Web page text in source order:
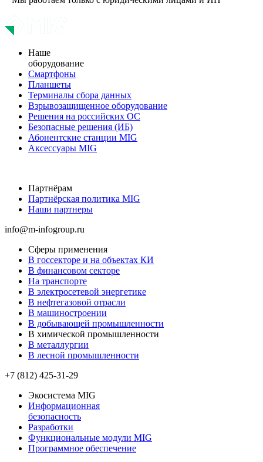
Наше
оборудование
Смартфоны
Планшеты
Терминалы сбора данных
Взрывозащищенное оборудование
Решения на российских ОС
Безопасные решения (ИБ)
Абонентские станции MIG
Аксессуары MIG
Партнёрам
Партнёрская политика MIG
Наши партнеры
info@m-infogroup.ru
Сферы применения
В госсекторе и на объектах КИ
В финансовом секторе
На транспорте
В электросетевой энергетике
В нефтегазовой отрасли
В машиностроении
В добывающей промышленности
В химической промышленности
В металлургии
В лесной промышленности
+7 (812) 425-31-29
Экосистема MIG
Информационная
безопасность
Разработки
Функциональные модули MIG
Программное обеспечение